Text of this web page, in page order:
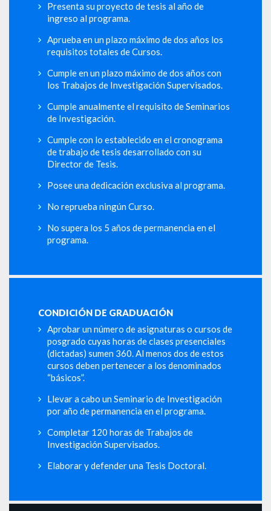
Presenta su proyecto de tesis al año de
ingreso al programa.
Aprueba en un plazo máximo de dos años los
requisitos totales de Cursos.
Cumple en un plazo máximo de dos años con
los Trabajos de Investigación Supervisados.
Cumple anualmente el requisito de Seminarios
de Investigación.
Cumple con lo establecido en el cronograma
de trabajo de tesis desarrollado con su
Director de Tesis.
Posee una dedicación exclusiva al programa.
No reprueba ningún Curso.
No supera los 5 años de permanencia en el
programa.
CONDICIÓN DE GRADUACIÓN
Aprobar un número de asignaturas o cursos de
posgrado cuyas horas de clases presenciales
(dictadas) sumen 360. Al menos dos de estos
cursos deben pertenecer a los denominados
“básicos”.
Llevar a cabo un Seminario de Investigación
por año de permanencia en el programa.
Completar 120 horas de Trabajos de
Investigación Supervisados.
Elaborar y defender una Tesis Doctoral.